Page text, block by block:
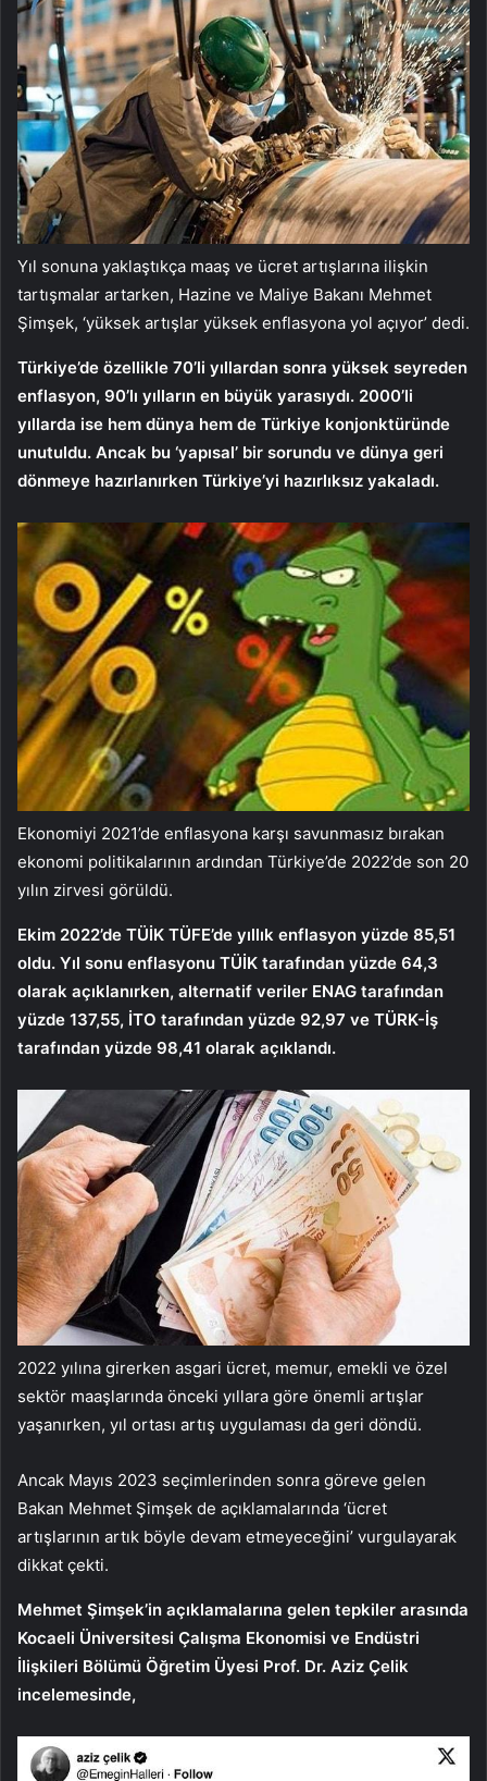
Yıl sonuna yaklaştıkça maaş ve ücret artışlarına ilişkin
tartışmalar artarken, Hazine ve Maliye Bakanı Mehmet
Şimşek, ‘yüksek artışlar yüksek enflasyona yol açıyor’ dedi.
Türkiye’de özellikle 70’li yıllardan sonra yüksek seyreden
enflasyon, 90’lı yılların en büyük yarasıydı. 2000’li
yıllarda ise hem dünya hem de Türkiye konjonktüründe
unutuldu. Ancak bu ‘yapısal’ bir sorundu ve dünya geri
dönmeye hazırlanırken Türkiye’yi hazırlıksız yakaladı.
Ekonomiyi 2021’de enflasyona karşı savunmasız bırakan
ekonomi politikalarının ardından Türkiye’de 2022’de son 20
yılın zirvesi görüldü.
Ekim 2022’de TÜİK TÜFE’de yıllık enflasyon yüzde 85,51
oldu. Yıl sonu enflasyonu TÜİK tarafından yüzde 64,3
olarak açıklanırken, alternatif veriler ENAG tarafından
yüzde 137,55, İTO tarafından yüzde 92,97 ve TÜRK-İş
tarafından yüzde 98,41 olarak açıklandı.
2022 yılına girerken asgari ücret, memur, emekli ve özel
sektör maaşlarında önceki yıllara göre önemli artışlar
yaşanırken, yıl ortası artış uygulaması da geri döndü.
Ancak Mayıs 2023 seçimlerinden sonra göreve gelen
Bakan Mehmet Şimşek de açıklamalarında ‘ücret
artışlarının artık böyle devam etmeyeceğini’ vurgulayarak
dikkat çekti.
Mehmet Şimşek’in açıklamalarına gelen tepkiler arasında
Kocaeli Üniversitesi Çalışma Ekonomisi ve Endüstri
İlişkileri Bölümü Öğretim Üyesi Prof. Dr. Aziz Çelik
incelemesinde,